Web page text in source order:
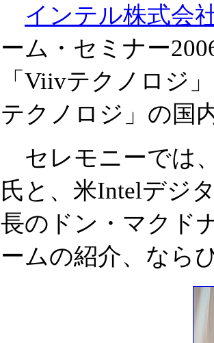
インテル株式会
ーム・セミナー
「Viivテクノロジ
テクノロジ」の国
セレモニーでは
氏と、米Intelデジ
長のドン・マクド
ームの紹介、なら